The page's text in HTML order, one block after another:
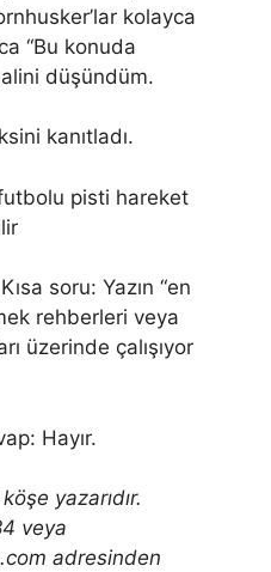
kolayca
“Bu konuda
düşündüm.
kanıtladı.
pisti hareket
Kısa soru: Yazın “en
rehberleri veya
üzerinde çalışıyor
Hayır.
yazarıdır.
veya
adresinden